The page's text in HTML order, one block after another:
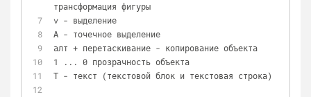
трансформация фигуры
v - выделение
А - точечное выделение
алт + перетаскивание - копирование объекта
1 ... 0 прозрачность объекта
Т - текст (текстовой блок и текстовая строка)